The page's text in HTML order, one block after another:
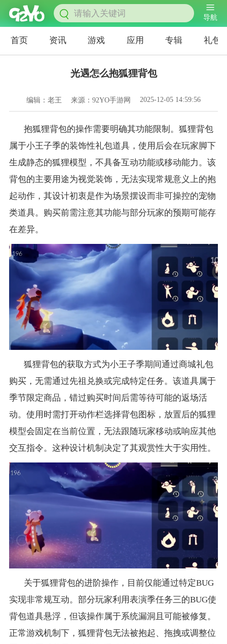
导航
首页 资讯 游戏 应用 专辑 礼包
光遇怎么抱狐狸背包
编辑：老王 来源：92YO手游网 2025-12-05 14:59:56
抱狐狸背包的操作需要明确其功能限制。狐狸背包
属于小王子季的装饰性礼包道具，使用后会在玩家脚下
生成静态的狐狸模型，不具备互动功能或移动能力。该
背包的主要用途为视觉装饰，无法实现常规意义上的抱
起动作，其设计初衷是作为场景摆设而非可操控的宠物
类道具。购买前需注意其功能与部分玩家的预期可能存
在差异。
狐狸背包的获取方式为小王子季期间通过商城礼包
购买，无需通过先祖兑换或完成特定任务。该道具属于
季节限定商品，错过购买时间后需等待可能的返场活
动。使用时需打开动作栏选择背包图标，放置后的狐狸
模型会固定在当前位置，无法跟随玩家移动或响应其他
交互指令。这种设计机制决定了其观赏性大于实用性。
关于狐狸背包的进阶操作，目前仅能通过特定BUG
实现非常规互动。部分玩家利用表演季任务三的BUG使
背包道具悬浮，但该操作属于系统漏洞且可能被修复。
正常游戏机制下，狐狸背包无法被抱起、拖拽或调整位